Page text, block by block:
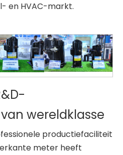
en HVAC-markt.
wereldklasse
productiefaciliteit
meter heeft